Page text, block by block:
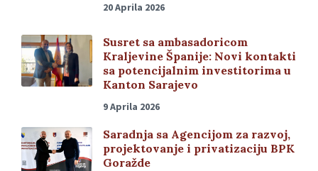
20 Aprila 2026
Susret sa ambasadoricom
Kraljevine Španije: Novi kontakti
sa potencijalnim investitorima u
Kanton Sarajevo
9 Aprila 2026
Saradnja sa Agencijom za razvoj,
projektovanje i privatizaciju BPK
Goražde